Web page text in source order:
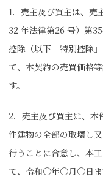
1．売主及び買主は、売
32 年法律第26 号）第
控除（以下「特別控除
て、本契約の売買価格
す。
2．売主及び買主は、
件建物の全部の取壊し
行うことに合意し、本
て、令和〇年〇月〇日